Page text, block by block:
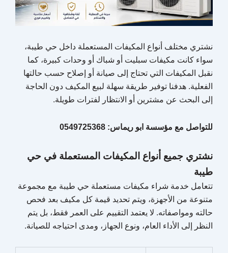
نشتري مختلف أنواع المكيفات المستعملة داخل حي طيبة،
سواء كانت مكيفات سبليت أو شباك أو وحدات كبيرة، كما
نقبل المكيفات التي تحتاج إلى صيانة أو إصلاح حسب حالتها
الفعلية. هدفنا توفير طريقة سهلة لبيع المكيف دون الحاجة
إلى البحث عن مشترين أو الانتظار لفترات طويلة.
للتواصل مع مؤسسة ابو ريماس: 0549725368
نشتري جميع أنواع المكيفات المستعملة في حي
طيبة
تتعامل خدمة شراء مكيفات مستعملة حي طيبة مع مجموعة
متنوعة من الأجهزة، ويتم تحديد قيمة كل مكيف بعد فحص
حالته ومواصفاته. لا يعتمد التقييم على العمر فقط، بل يتم
النظر إلى الأداء العام، ونوع الجهاز، ومدى احتياجه للصيانة.